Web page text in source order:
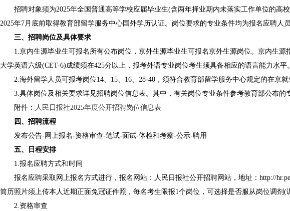
招聘对象须为2025年全国普通高等学校应届毕业生(含两年择业期内未落实工作单位的高
2025年7月底前取得教育部留学服务中心国外学历认证。岗位要求的专业条件均为报名应聘人
三、招聘岗位及具体要求
1.京内生源毕业生可报名所有公布岗位，京外生源毕业生可报名京外生源岗位。京内生源
大学英语六级(CET-6)成绩须在425分以上，报考外语专业岗位考生须具备相应的语言能力水
2.海外留学人员可报考岗位14、15、16、28-40，须符合教育部留学服务中心规定的在京就
3.具体岗位及相关要求详见招聘岗位信息表。其中，有关岗位专业条件参考教育部公布的
附件： 人民日报社2025年度公开招聘岗位信息表
四、招聘流程
发布公告-网上报名-资格审查-笔试-面试-体检和考察-公示-聘用
五、日程安排
1.报名应聘方式和时间
报名应聘采取网上报名方式进行，报名网站：人民日报社公开招聘网站，地址：http://
简历照片须上传本人近期正面免冠证件照，每名考生限报1个岗位，可选择是否服从岗位调
2.资格审查